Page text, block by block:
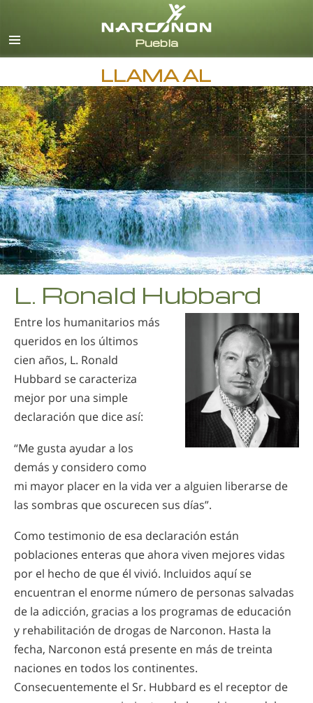
Español
Todas las Regiones/Idiomas
LLAMA AL
L. Ronald Hubbard
Entre los humanitarios más
queridos en los últimos
cien años, L. Ronald
Hubbard se caracteriza
mejor por una simple
declaración que dice así:
“Me gusta ayudar a los
demás y considero como
mi mayor placer en la vida ver a alguien liberarse de
las sombras que oscurecen sus días”.
Como testimonio de esa declaración están
poblaciones enteras que ahora viven mejores vidas
por el hecho de que él vivió. Incluidos aquí se
encuentran el enorme número de personas salvadas
de la adicción, gracias a los programas de educación
y rehabilitación de drogas de Narconon. Hasta la
fecha, Narconon está presente en más de treinta
naciones en todos los continentes.
Consecuentemente el Sr. Hubbard es el receptor de